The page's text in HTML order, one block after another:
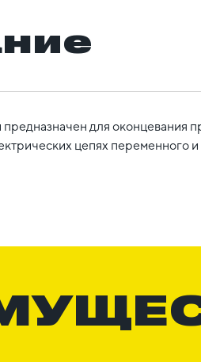
для оконцевания
цепях переменного и